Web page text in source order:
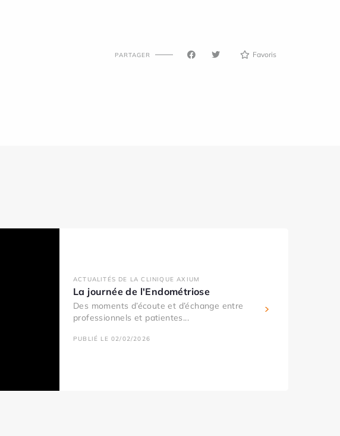
PARTAGER Favoris
ACTUALITÉS DE LA CLINIQUE AXIUM
La journée de l'Endométriose
Des moments d’écoute et d’échange entre
professionnels et patientes...
PUBLIÉ LE 02/02/2026